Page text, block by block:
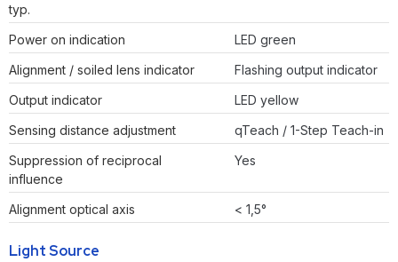
typ.
Power on indication
LED green
Alignment / soiled lens indicator
Flashing output indicator
Output indicator
LED yellow
Sensing distance adjustment
qTeach / 1-Step Teach-in
Suppression of reciprocal
influence
Yes
Alignment optical axis < 1,5°
Light Source